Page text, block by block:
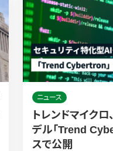
ニュース
トレンドマイクロ
デル「Trend
スで公開